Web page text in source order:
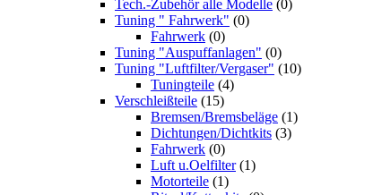
Tech.-Zubehör alle Modelle (0)
Tuning " Fahrwerk" (0)
Fahrwerk (0)
Tuning "Auspuffanlagen" (0)
Tuning "Luftfilter/Vergaser" (10)
Tuningteile (4)
Verschleißteile (15)
Bremsen/Bremsbeläge (1)
Dichtungen/Dichtkits (3)
Fahrwerk (0)
Luft u.Oelfilter (1)
Motorteile (1)